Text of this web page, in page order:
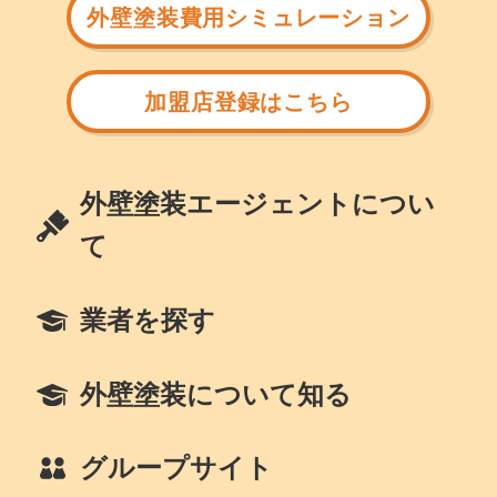
外壁塗装費用シミュレーション
加盟店登録はこちら
外壁塗装エージェントについ
て
業者を探す
外壁塗装について知る
グループサイト